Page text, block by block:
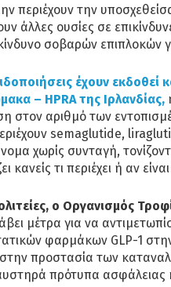
περιέχουν την
άλλες ουσίες σε
σοβαρών επιπλοκών
έχουν εκδοθεί
– HPRA της Ιρλανδίας,
στον αριθμό των
semaglutide,
χωρίς συνταγή,
κανείς τι περιέχει ή αν
ο Οργανισμός
μέτρα για να
φαρμάκων GLP-1
προστασία των
πρότυπα ασφάλειας